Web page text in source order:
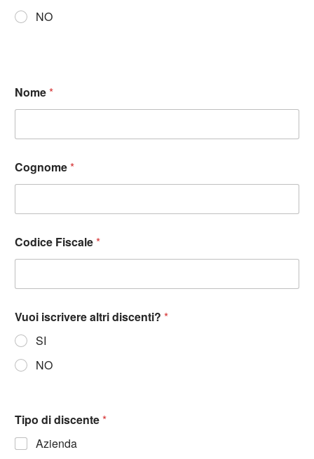
NO
Nome*
Cognome*
Codice Fiscale*
Vuoi iscrivere altri discenti? *
SI
NO
Tipo di discente*
Azienda